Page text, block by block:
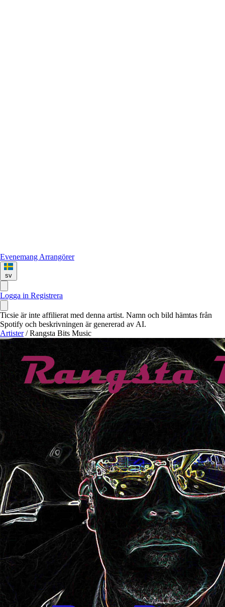
Evenemang Arrangörer
sv
Logga in Registrera
Ticsie är inte affilierat med denna artist. Namn och bild hämtas från
Spotify och beskrivningen är genererad av AI.
Artister / Rangsta Bits Music